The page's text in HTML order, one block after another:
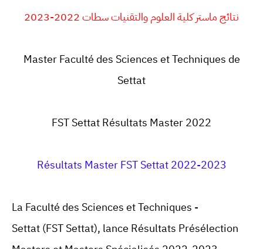
نتائج ماستر كلية العلوم والتقنيات سطات 2022-2023
Master Faculté des Sciences et Techniques de
Settat
FST SettatRésultats Master2022
Résultats Master FST Settat 2022-2023
La Faculté des Sciences et Techniques -
Settat (FST Settat), lance Résultats Présélection